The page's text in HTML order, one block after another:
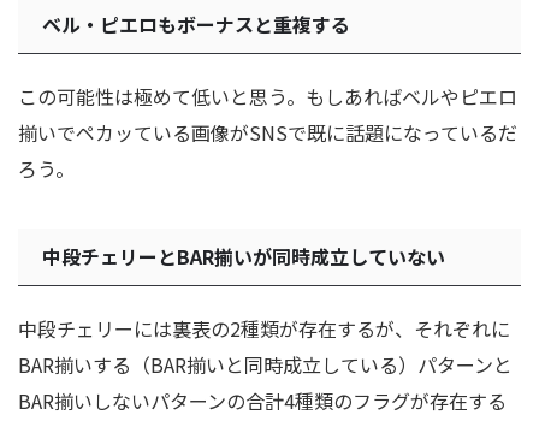
ベル・ピエロもボーナスと重複する
この可能性は極めて低いと思う。もしあればベルやピエロ
揃いでペカッている画像がSNSで既に話題になっているだ
ろう。
中段チェリーとBAR揃いが同時成立していない
中段チェリーには裏表の2種類が存在するが、それぞれに
BAR揃いする（BAR揃いと同時成立している）パターンと
BAR揃いしないパターンの合計4種類のフラグが存在する